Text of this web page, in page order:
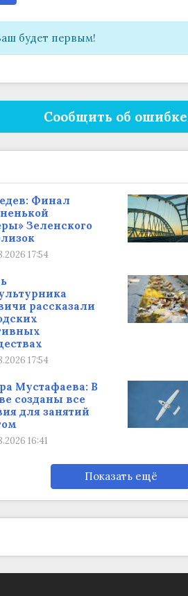
будет первым!
Сообщить об ошибке
Финал
Зеленского
17:54
рассказали
17:54
Мустафаева: В
созданы все
для занятий
16:41
Показать ещё